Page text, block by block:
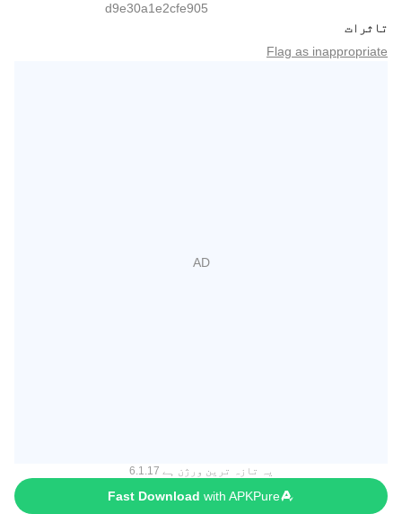
d9e30a1e2cfe905
تاثرات
Flag as inappropriate
یہ تازہ ترین ورژن ہے 6.1.17
Fast Download with APKPure